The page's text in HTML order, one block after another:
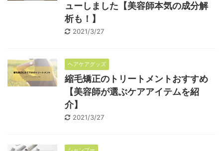
ューしました【美容師本気の成分解
析も！】
2021/3/27
ヘアケアグッズ
縮毛矯正のトリートメントおすすめ
【美容師が選ぶケアアイテムを紹
介】
2021/3/27